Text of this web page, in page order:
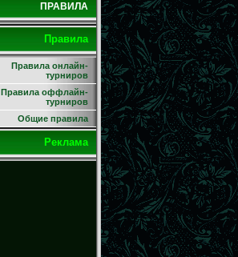
ПРАВИЛА
Правила
Правила онлайн-
турниров
Правила оффлайн-
турниров
Общие правила
Реклама